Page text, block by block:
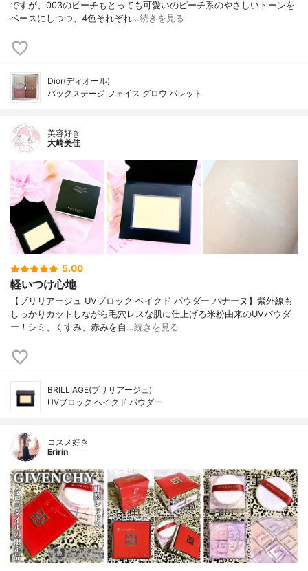
ですが、003のピーチもとっても可愛いのピーチ系のやさしいトーンを
ベースにしつつ、4色それぞれ…続きを見る
Dior(ディオール)
バックステージ フェイス グロウ パレット
美容好き
大崎美佳
5.00
軽いつけ心地
【ブリリアージュ UVブロック ベイクド パウダー バナーヌ】紫外線も
しっかりカットしながら毛穴レスな肌に仕上げる米粉由来のUVパウダ
ー！シミ、くすみ、赤みを自…続きを見る
BRILLIAGE(ブリリアージュ)
UVブロック ベイクド パウダー
コスメ好き
Eririn